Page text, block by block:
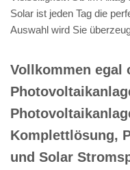
Solar ist jeden Tag die
Auswahl wird Sie
Vollkommen egal
Komplettlösung,
und Solar